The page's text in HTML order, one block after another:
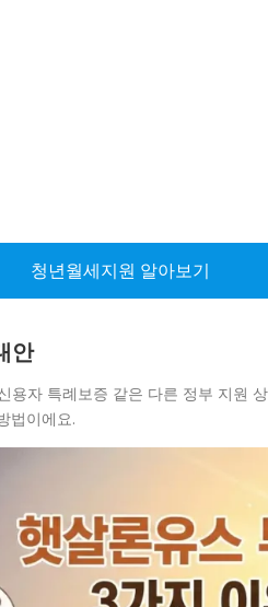
청년월세지원 알아보기
안
용자 특례보증 같은 다른 정부 지원
법이에요.